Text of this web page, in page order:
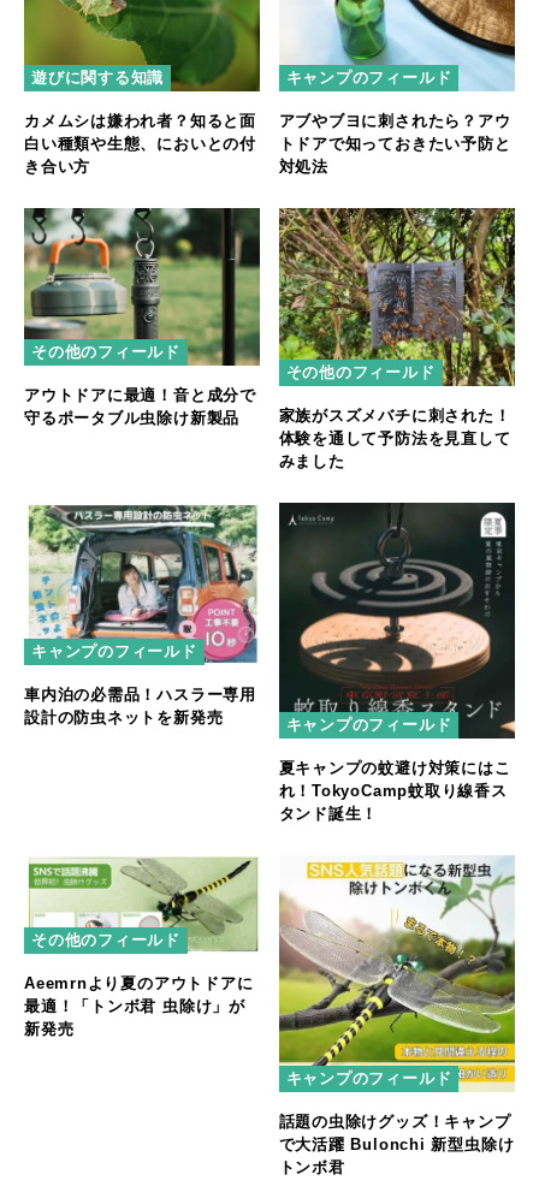
遊びに関する知識
カメムシは嫌われ者？知ると面
白い種類や生態、においとの付
き合い方
キャンプのフィールド
アブやブヨに刺されたら？アウ
トドアで知っておきたい予防と
対処法
その他のフィールド
アウトドアに最適！音と成分で
守るポータブル虫除け新製品
その他のフィールド
家族がスズメバチに刺された！
体験を通して予防法を見直して
みました
キャンプのフィールド
車内泊の必需品！ハスラー専用
設計の防虫ネットを新発売
キャンプのフィールド
夏キャンプの蚊避け対策にはこ
れ！TokyoCamp蚊取り線香ス
タンド誕生！
その他のフィールド
Aeemrnより夏のアウトドアに
最適！「トンボ君 虫除け」が
新発売
キャンプのフィールド
話題の虫除けグッズ！キャンプ
で大活躍 Bulonchi 新型虫除け
トンボ君